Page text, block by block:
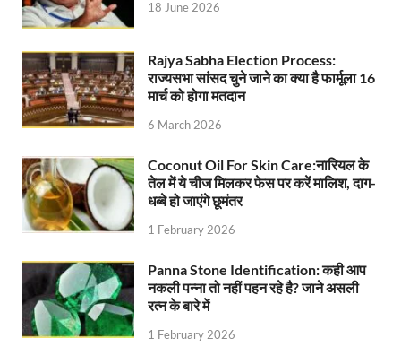
Shakti Sadan Yojana: संकटग्रस्त महिलाओं के लिए
UP Ayush App: योगी सरकार जल्द लांच करेगी आयुष एप,
CM Yogi Gift: मुख्यमंत्री योगी आदित्यनाथ ने लघु व सीमांत
River Drone Survey Model: सीएम योगी के रिवर ड्रोन
Yuwa Sahkar Sammelan: मुख्यमंत्री ने डीएम वाराणसी
Delhi Air Pollution: फेफड़ों के लिए कितनी खतरनाक हुई
Save Aravali Movement: क्या है अरावली की नई
UP Cough Syrup Issue: कोडीन युक्त कफ सिरप मामले
18 June 2026
Rajya Sabha Election Process:
राज्यसभा सांसद चुने जाने का क्या है फार्मूला 16
मार्च को होगा मतदान
6 March 2026
Coconut Oil For Skin Care:नारियल के
तेल में ये चीज मिलकर फेस पर करें मालिश, दाग-
धब्बे हो जाएंगे छूमंतर
1 February 2026
Panna Stone Identification: कही आप
नकली पन्ना तो नहीं पहन रहे है? जाने असली
रत्न के बारे में
1 February 2026